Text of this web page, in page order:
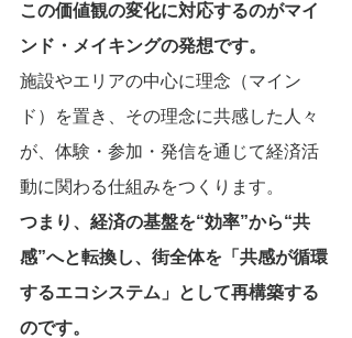
この価値観の変化に対応するのがマイ
ンド・メイキングの発想です。
施設やエリアの中心に理念（マイン
ド）を置き、その理念に共感した人々
が、体験・参加・発信を通じて経済活
動に関わる仕組みをつくります。
つまり、経済の基盤を“効率”から“共
感”へと転換し、街全体を「共感が循環
するエコシステム」として再構築する
のです。